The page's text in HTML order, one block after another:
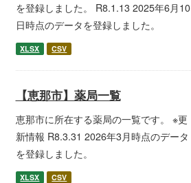
を登録しました。 R8.1.13 2025年6月10
日時点のデータを登録しました。
XLSX CSV
【恵那市】薬局一覧
恵那市に所在する薬局の一覧です。 ※更
新情報 R8.3.31 2026年3月時点のデータ
を登録しました。
XLSX CSV